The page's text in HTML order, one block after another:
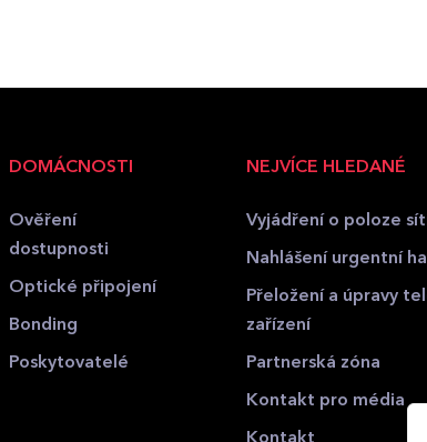
DOMÁCNOSTI
Ověření
dostupnosti
Optické připojení
Bonding
Poskytovatelé
NEJVÍCE HLEDANÉ
Vyjádření o poloze
Nahlášení urgentní
Přeložení a úpravy
zařízení
Partnerská zóna
Kontakt pro média
Kontakt